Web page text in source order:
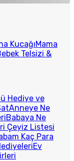
KucağıMama
Telsizi &
Hediye ve
Anneye Ne
Babaya Ne
Çeyiz Listesi
Kaç Para
Ev